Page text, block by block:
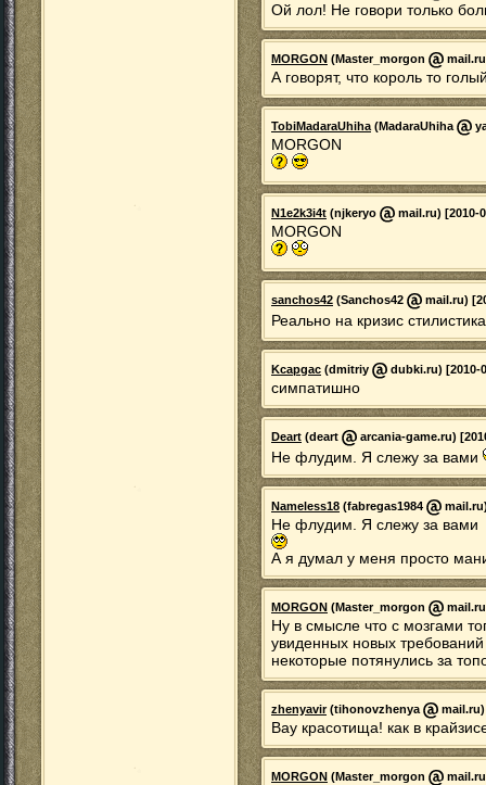
Ой лол! Не говори только
MORGON (Master_morgon
А говорят, что король то
TobiMadaraUhiha(MadaraUhiha
MORGON
N1e2k3i4t (njkeryo mail.ru) [2010-
MORGON
sanchos42 (Sanchos42 mail.ru)
Реально на кризис
Kcapgac (dmitriy dubki.ru) [2010-
симпатишно
Deart (deart arcania-game.ru)
Не флудим. Я слежу за вами
Nameless18 (fabregas1984
Не флудим. Я слежу за вами
А я думал у меня просто
MORGON (Master_morgon
Ну в смысле что с мозгами
увиденных новых
некоторые потянулись за
zhenyavir(tihonovzhenya mail.ru)
Вау красотища! как в
MORGON (Master_morgon